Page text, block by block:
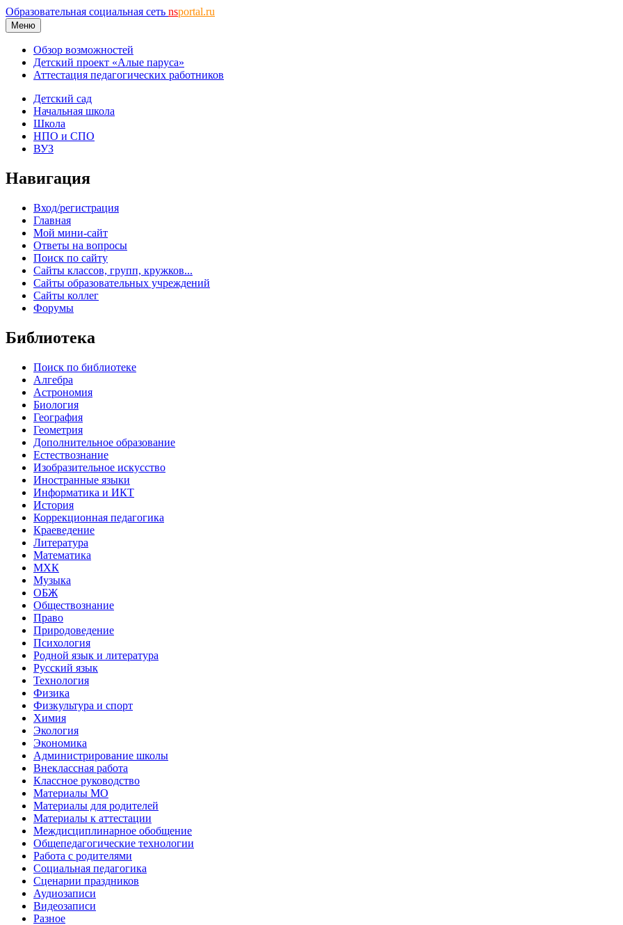
Образовательная социальная сеть nsportal.ru
Меню
Обзор возможностей
Детский проект «Алые паруса»
Аттестация педагогических работников
Детский сад
Начальная школа
Школа
НПО и СПО
ВУЗ
Навигация
Вход/регистрация
Главная
Мой мини-сайт
Ответы на вопросы
Поиск по сайту
Сайты классов, групп, кружков...
Сайты образовательных учреждений
Сайты коллег
Форумы
Библиотека
Поиск по библиотеке
Алгебра
Астрономия
Биология
География
Геометрия
Дополнительное образование
Естествознание
Изобразительное искусство
Иностранные языки
Информатика и ИКТ
История
Коррекционная педагогика
Краеведение
Литература
Математика
МХК
Музыка
ОБЖ
Обществознание
Право
Природоведение
Психология
Родной язык и литература
Русский язык
Технология
Физика
Физкультура и спорт
Химия
Экология
Экономика
Администрирование школы
Внеклассная работа
Классное руководство
Материалы МО
Материалы для родителей
Материалы к аттестации
Междисциплинарное обобщение
Общепедагогические технологии
Работа с родителями
Социальная педагогика
Сценарии праздников
Аудиозаписи
Видеозаписи
Разное